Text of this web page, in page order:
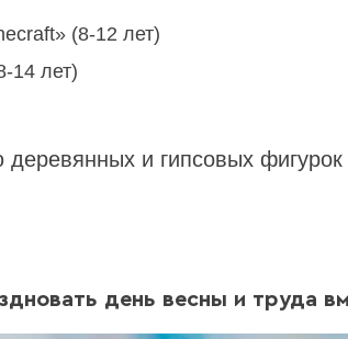
(8-12 лет)
14 лет)
и гипсовых
день весны и труда